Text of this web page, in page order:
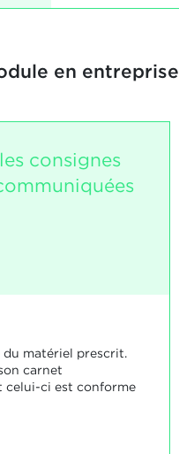
en entreprise
consignes
matériel prescrit.
carnet
celui-ci est conforme